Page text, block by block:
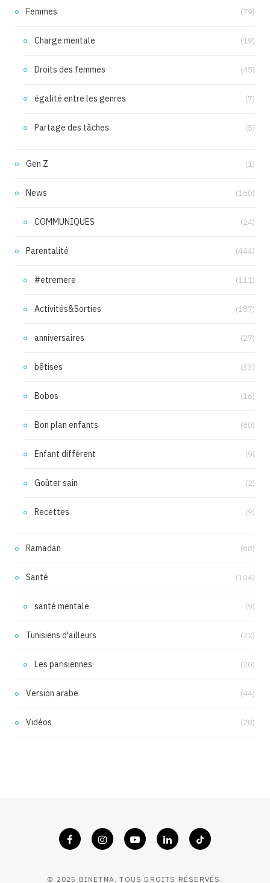
Femmes (79)
Charge mentale (19)
Droits des femmes (45)
égalité entre les genres (7)
Partage des tâches (5)
Gen Z (1)
News (160)
COMMUNIQUES (24)
Parentalité (444)
#etremere (111)
Activités&Sorties (187)
anniversaires (27)
bêtises (33)
Bobos (16)
Bon plan enfants (80)
Enfant différent (9)
Goûter sain (2)
Recettes (9)
Ramadan (88)
Santé (104)
santé mentale (9)
Tunisiens d'ailleurs (22)
Les parisiennes (20)
Version arabe (44)
Vidéos (28)
© 2025 BINETNA. TOUS DROITS RÉSERVÉS.